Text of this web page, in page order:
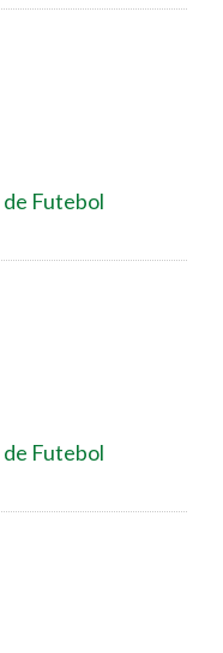
Futebol
Futebol